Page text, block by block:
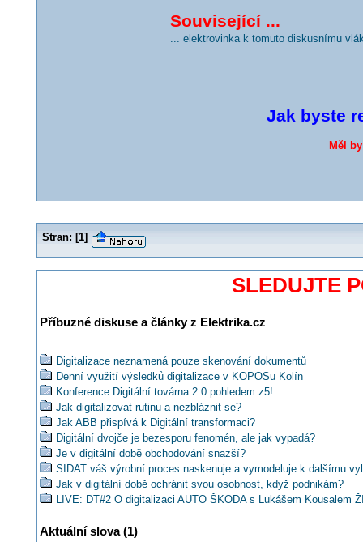
Související ...
... elektrovinka k tomuto diskusnímu
Jak byste
Měl
Stran: [1]
SLEDUJTE
Příbuzné diskuse a články z Elektrika.cz
Digitalizace neznamená pouze skenování dokumentů
Denní využití výsledků digitalizace v KOPOSu Kolín
Konference Digitální továrna 2.0 pohledem z5!
Jak digitalizovat rutinu a nezbláznit se?
Jak ABB přispívá k Digitální transformaci?
Digitální dvojče je bezesporu fenomén, ale jak vypadá?
Je v digitální době obchodování snazší?
SIDAT váš výrobní proces naskenuje a vymodeluje k dalšímu
Jak v digitální době ochránit svou osobnost, když podnikám?
LIVE: DT#2 O digitalizaci AUTO ŠKODA s Lukášem Kousalem
LIVE TECO: Uplatnění FOXTROTu v projektech bytových domů
ŽIVĚ ve 13:00
Aktuální slova (1)